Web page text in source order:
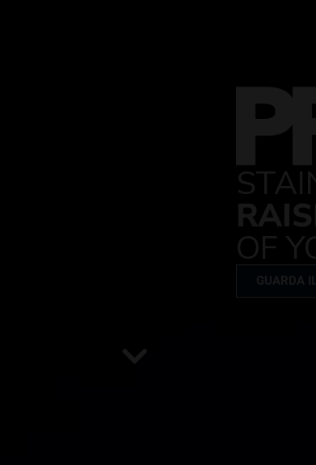
OF
GUARDA